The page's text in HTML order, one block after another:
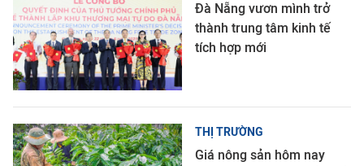
Đà Nẵng vươn mình trở
thành trung tâm kinh tế
tích hợp mới
THỊ TRƯỜNG
Giá nông sản hôm nay